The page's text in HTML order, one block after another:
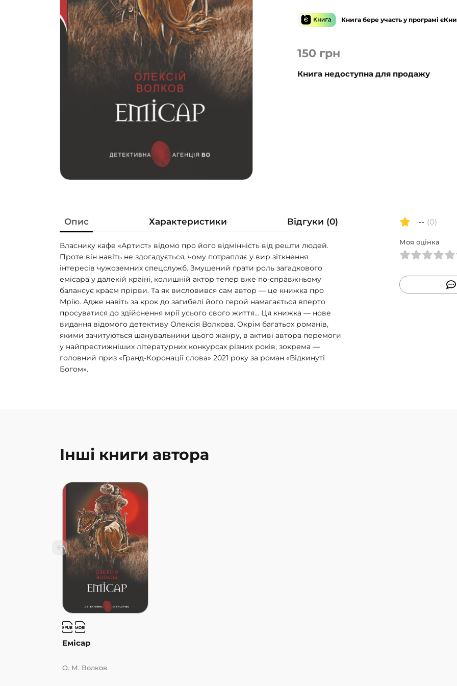
150 грн
Книга недоступна для продажу
Книга бере участь у програмі
Опис Характеристики Відгуки (0)
Власнику кафе «Артист» відомо про його відмінність від решти людей.
Проте він навіть не здогадується, чому потрапляє у вир зіткнення
інтересів чужоземних спецслужб. Змушений грати роль загадкового
емісара у далекій країні, колишній актор тепер вже по-справжньому
балансує краєм прірви. Та як висловився сам автор — це книжка про
Мрію. Адже навіть за крок до загибелі його герой намагається вперто
просуватися до здійснення мрії усього свого життя… Ця книжка — нове
видання відомого детективу Олексія Волкова. Окрім багатьох романів,
якими зачитуються шанувальники цього жанру, в активі автора перемоги
у найпрестижніших літературних конкурсах різних років, зокрема —
головний приз «Гранд-Коронації слова» 2021 року за роман «Відкинуті
Богом».
-- (0)
Моя оцінка
Інші книги автора
Емісар
О. М. Волков